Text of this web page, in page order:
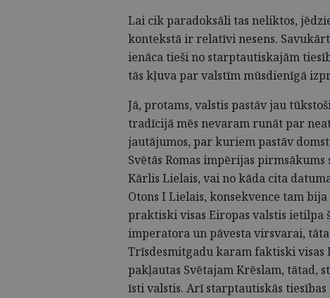
Lai cik paradoksāli tas neliktos,
kontekstā ir relatīvi nesens.
ienāca tieši no starptautiskajām
tās kļuva par valstīm mūsdienīgā
Jā, protams, valstis pastāv jau
tradīcijā mēs nevaram runāt par
jautājumos, par kuriem pastāv
Svētās Romas impērijas
Kārlis Lielais, vai no kāda cita
Otons I Lielais, konsekvence tam
praktiski visas Eiropas valstis ietilpa
imperatora un pāvesta virsvarai,
Trīsdesmitgadu karam faktiski
pakļautas Svētajam Krēslam,
īsti valstis. Arī starptautiskās